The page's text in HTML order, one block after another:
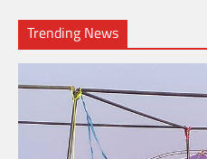
Trending News